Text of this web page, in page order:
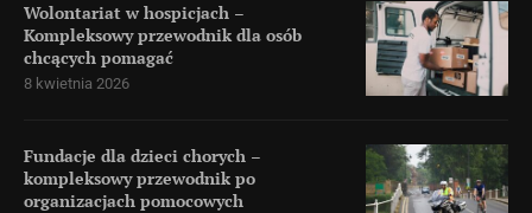
Wolontariat w hospicjach –
Kompleksowy przewodnik dla osób
chcących pomagać
8 kwietnia 2026
Fundacje dla dzieci chorych –
kompleksowy przewodnik po
organizacjach pomocowych